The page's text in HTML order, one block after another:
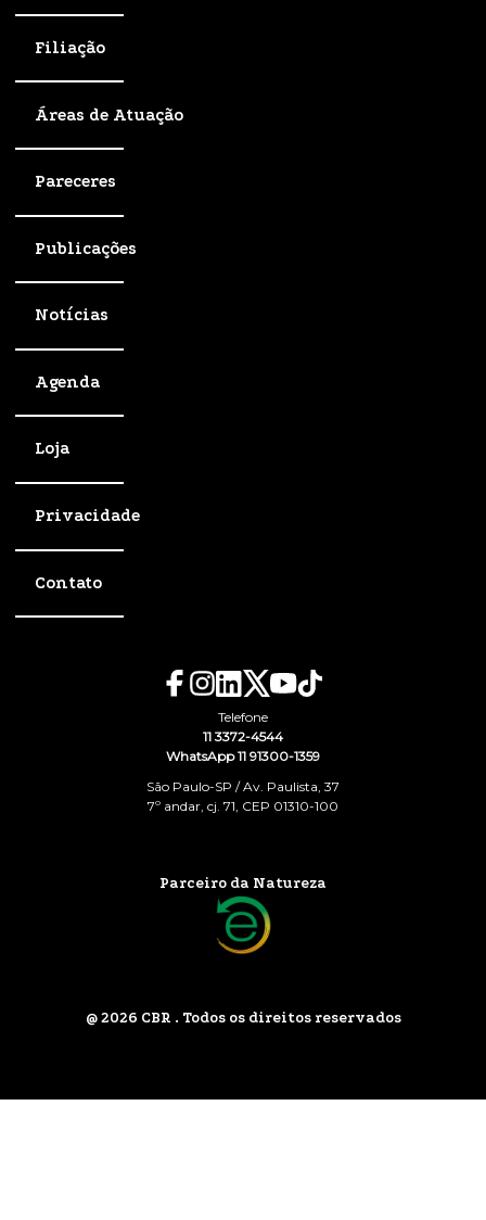
Filiação
Áreas de Atuação
Pareceres
Publicações
Notícias
Agenda
Loja
Privacidade
Contato
Telefone
11 3372-4544
WhatsApp 11 91300-1359
São Paulo-SP / Av. Paulista, 37
7º andar, cj. 71, CEP 01310-100
Parceiro da Natureza
@ 2026 CBR . Todos os direitos reservados